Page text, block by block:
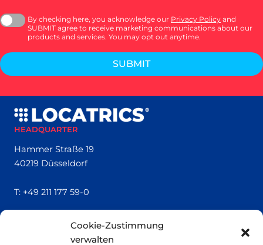
Cookie-Zustimmung
verwalten
By checking here, you acknowledge our Privacy Policy and
SUBMIT agree to receive marketing communications about our
products and services. You may opt out anytime.
SUBMIT
HEADQUARTER
Hammer Straße 19
40219 Düsseldorf
T: +49 211 177 59-0